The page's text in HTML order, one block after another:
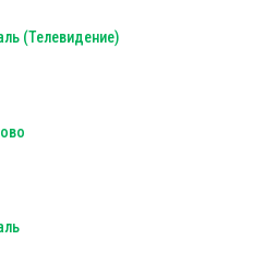
(Телевидение)